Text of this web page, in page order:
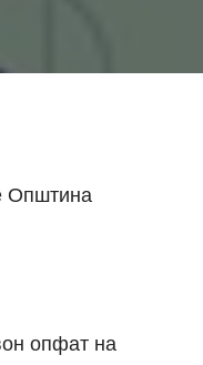
Општина
опфат на